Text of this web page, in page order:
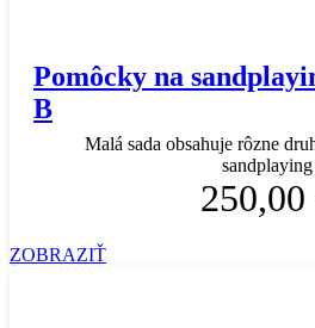
Pomôcky na
B
Malá sada obsahuje rôzne
sandplaying
250,00
ZOBRAZIŤ